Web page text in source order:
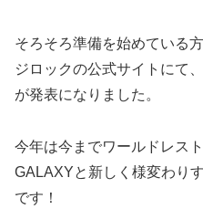
そろそろ準備を始めている
ジロックの公式サイトにて、
が発表になりました。
今年は今までワールドレス
GALAXYと新しく様変わり
です！